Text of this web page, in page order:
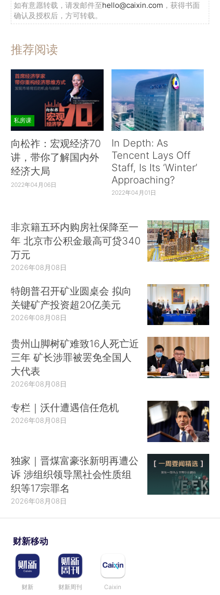
如有意愿转载，请发邮件至hello@caixin.com ，获得书面
确认及授权后，方可转载。
推荐阅读
私房课
向松祚：宏观经济70
讲，带你了解国内外
经济大局
2022年04月06日
In Depth: As
Tencent Lays Off
Staff, Is Its ‘Winter’
Approaching?
2022年04月01日
非京籍五环内购房社保降至一
年 北京市公积金最高可贷340
万元
2026年08月08日
特朗普召开矿业圆桌会 拟向
关键矿产投资超20亿美元
2026年08月08日
贵州山脚树矿难致16人死亡近
三年 矿长涉罪被罢免全国人
大代表
2026年08月08日
专栏｜沃什遭遇信任危机
2026年08月08日
独家｜晋煤富豪张新明再遭公
诉 涉组织领导黑社会性质组
织等17宗罪名
2026年08月08日
财新移动
财新 财新周刊 Caixin